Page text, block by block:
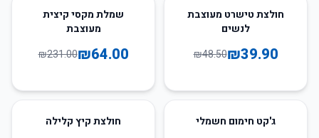
18
חולצת טישרט מעוצבת
לנשים
₪39.90
₪48.50
שמלת מקסי קיצית
מעוצבת
₪64.00
₪231.00
ג'קט חימום חשמלי חולצת קיץ קלילה